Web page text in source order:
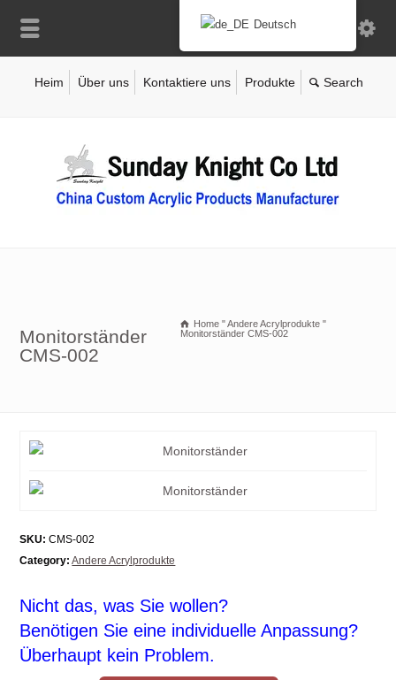
Heim Über uns Kontaktiere uns Produkte
Monitorständer
CMS-002
Home "Andere Acrylprodukte "
Monitorständer CMS-002
SKU: CMS-002
Category: Andere Acrylprodukte
Nicht das, was Sie wollen?
Benötigen Sie eine individuelle Anpassung?
Überhaupt kein Problem.
Deutsch